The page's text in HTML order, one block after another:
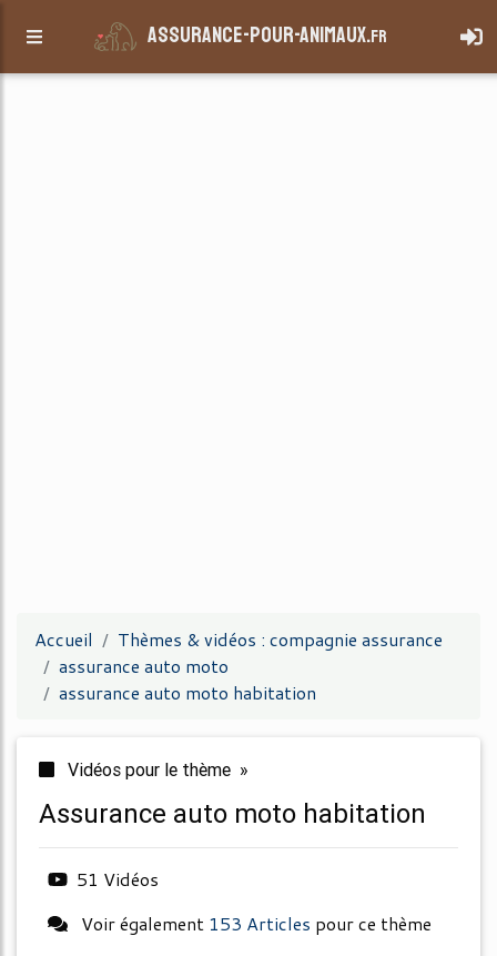
assurance-pour-animaux.fr
Accueil
Thèmes & vidéos : compagnie assurance
assurance auto moto
assurance auto moto habitation
Vidéos pour le thème »
assurance auto moto habitation
51 Vidéos
Voir également 153 Articles pour ce thème